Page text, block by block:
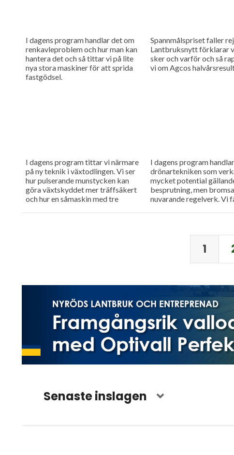
I dagens program handlar det om
renkavleproblem och hur man kan
hantera det och så tittar vi på lite
nya stora maskiner för att sprida
fastgödsel.
Spannmålspriset faller
Lantbruksnytt förklarar
sker och varför och så
vi om Agcos
I dagens program tittar vi närmare
på ny teknik i växtodlingen. Vi ser
hur pulserande munstycken kan
göra växtskyddet mer träffsäkert
och hur en såmaskin med tre
I dagens program
drönartekniken som
mycket potential
besprutning, men
nuvarande regelverk. Vi
1
Senaste inslagen